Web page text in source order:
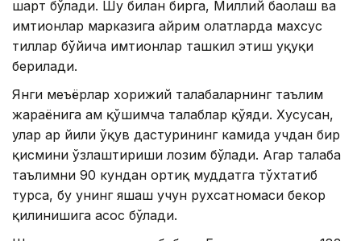
шарт бўлади. Шу билан бирга, Миллий баҳолаш ва
имтиҳонлар марказига айрим ҳолатларда махсус
тиллар бўйича имтиҳонлар ташкил этиш ҳуқуқи
берилади.
Янги меъёрлар хорижий талабаларнинг таълим
жараёнига ҳам қўшимча талаблар қўяди. Хусусан,
улар ҳар йили ўқув дастурининг камида учдан бир
қисмини ўзлаштириши лозим бўлади. Агар талаба
таълимни 90 кундан ортиқ муддатга тўхтатиб
турса, бу унинг яшаш учун рухсатномаси бекор
қилинишига асос бўлади.